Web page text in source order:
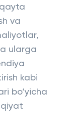
va
ularga
kabi
bo‘yicha